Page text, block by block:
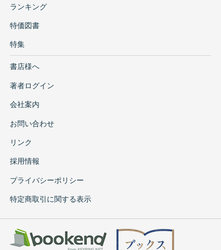
ランキング
特価図書
特集
書店様へ
著者ログイン
会社案内
お問い合わせ
リンク
採用情報
プライバシーポリシー
特定商取引に関する表示